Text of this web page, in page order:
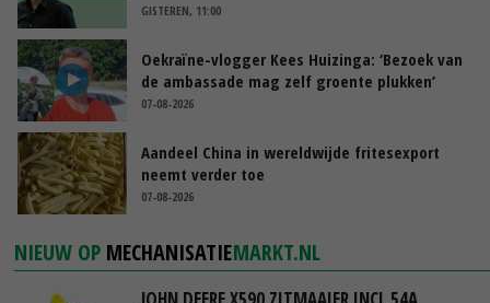
GISTEREN, 11:00
Oekraïne-vlogger Kees Huizinga: ‘Bezoek van
de ambassade mag zelf groente plukken’
07-08-2026
Aandeel China in wereldwijde fritesexport
neemt verder toe
07-08-2026
NIEUW OP MECHANISATIEMARKT.NL